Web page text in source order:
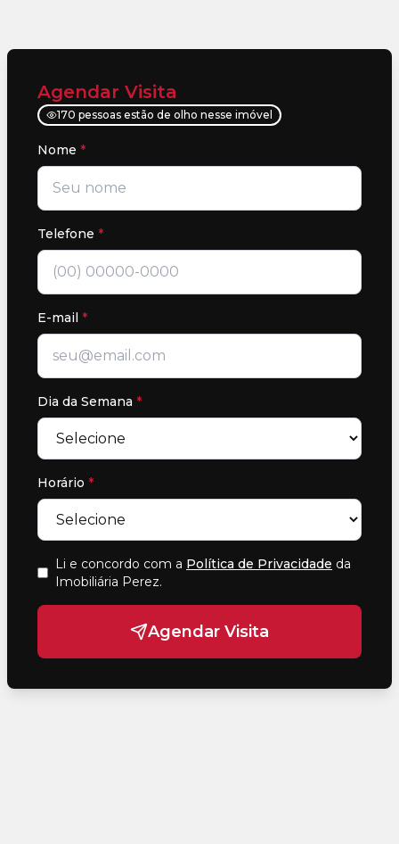
Agendar Visita
170 pessoas estão de olho nesse imóvel
Nome *
Telefone *
E-mail *
Dia da Semana *
Horário *
Li e concordo com a Política de Privacidade da
Imobiliária Perez.
Agendar Visita